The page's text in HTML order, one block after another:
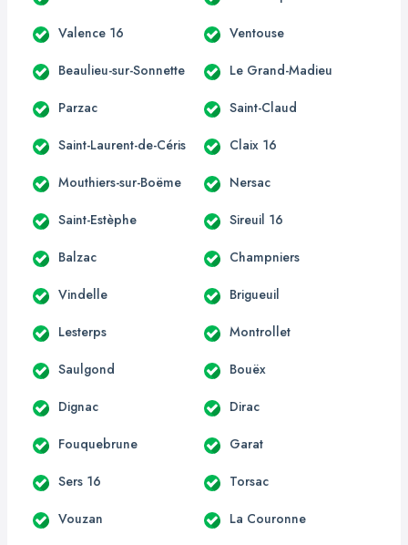
Valence 16 Ventouse
Beaulieu-sur-Sonnette Le Grand-Madieu
Parzac Saint-Claud
Saint-Laurent-de-Céris Claix 16
Mouthiers-sur-Boëme Nersac
Saint-Estèphe Sireuil 16
Balzac Champniers
Vindelle Brigueuil
Lesterps Montrollet
Saulgond Bouëx
Dignac Dirac
Fouquebrune Garat
Sers 16 Torsac
Vouzan La Couronne